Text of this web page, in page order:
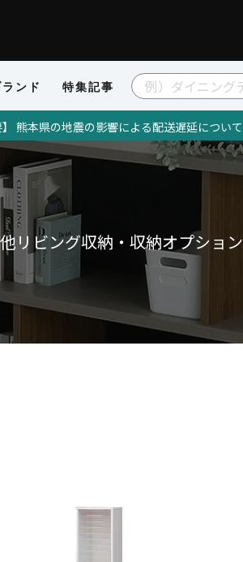
ランド 特集記事
】 熊本県の地震の影響による配送遅延について
リビング収納・収納オプション